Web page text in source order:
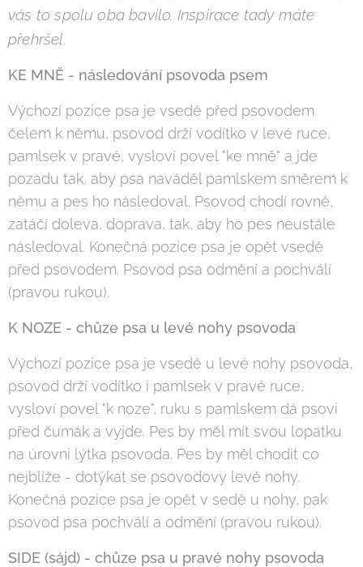
vás to spolu oba bavilo. Inspirace tady máte
přehršel.
KE MNĚ - následování psovoda psem
Výchozí pozice psa je vsedě před psovodem
čelem k němu, psovod drží vodítko v levé ruce,
pamlsek v pravé, vysloví povel "ke mně" a jde
pozadu tak, aby psa naváděl pamlskem směrem k
němu a pes ho následoval. Psovod chodí rovně,
zatáčí doleva, doprava, tak, aby ho pes neustále
následoval. Konečná pozice psa je opět vsedě
před psovodem. Psovod psa odmění a pochválí
(pravou rukou).
K NOZE - chůze psa u levé nohy psovoda
Výchozí pozice psa je vsedě u levé nohy psovoda,
psovod drží vodítko i pamlsek v pravé ruce,
vysloví povel "k noze", ruku s pamlskem dá psovi
před čumák a vyjde. Pes by měl mít svou lopatku
na úrovni lýtka psovoda. Pes by měl chodit co
nejblíže - dotýkat se psovodovy levé nohy.
Konečná pozice psa je opět v sedě u nohy, pak
psovod psa pochválí a odmění (pravou rukou).
SIDE (sájd) - chůze psa u pravé nohy psovoda